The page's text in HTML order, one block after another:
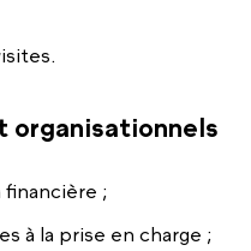
organisationnels
financière ;
à la prise en charge ;